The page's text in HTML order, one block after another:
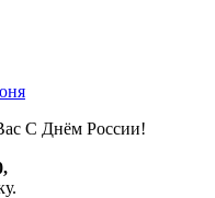
С Днём России!